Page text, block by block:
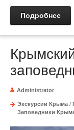
Подробнее
Administrator
Экскурсии Крыма /
Заповедники